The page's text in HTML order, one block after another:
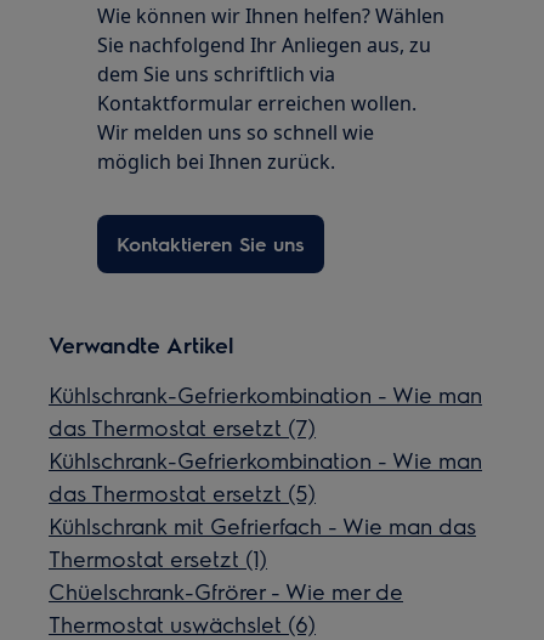
Wie können wir Ihnen helfen? Wählen
Sie nachfolgend Ihr Anliegen aus, zu
dem Sie uns schriftlich via
Kontaktformular erreichen wollen.
Wir melden uns so schnell wie
möglich bei Ihnen zurück.
Kontaktieren Sie uns
Verwandte Artikel
Kühlschrank-Gefrierkombination - Wie man
das Thermostat ersetzt (7)
Kühlschrank-Gefrierkombination - Wie man
das Thermostat ersetzt (5)
Kühlschrank mit Gefrierfach - Wie man das
Thermostat ersetzt (1)
Chüelschrank-Gfrörer - Wie mer de
Thermostat uswächslet (6)